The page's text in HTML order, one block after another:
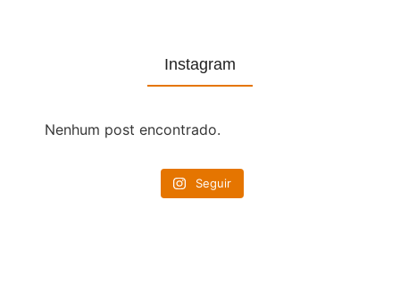
Instagram
Nenhum post encontrado.
Seguir